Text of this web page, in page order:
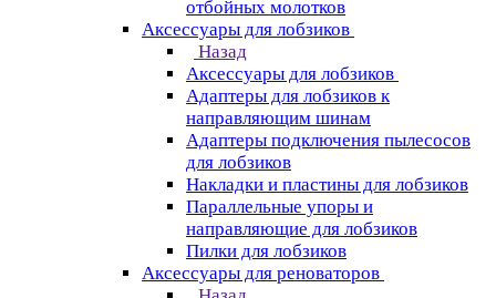
отбойных молотков
Аксессуары для лобзиков
Назад
Аксессуары для лобзиков
Адаптеры для лобзиков к
направляющим шинам
Адаптеры подключения пылесосов
для лобзиков
Накладки и пластины для лобзиков
Параллельные упоры и
направляющие для лобзиков
Пилки для лобзиков
Аксессуары для реноваторов